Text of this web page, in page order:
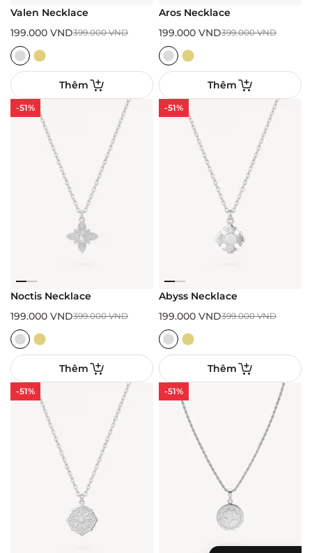
Valen Necklace
399.000VND
199.000 VND
Thêm
Aros Necklace
399.000VND
199.000 VND
Thêm
-51%
Noctis Necklace
399.000VND
199.000 VND
Thêm
-51%
Abyss Necklace
399.000VND
199.000 VND
Thêm
-51% -51%